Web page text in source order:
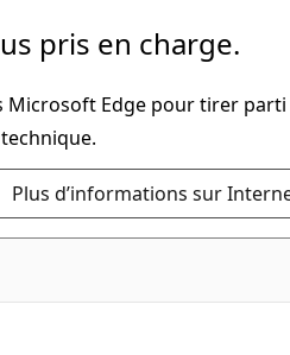
pris en charge.
Microsoft Edge pour tirer
Plus d’informations sur